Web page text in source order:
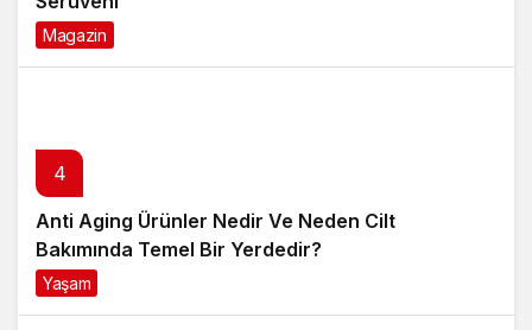
Magazin
4
Anti Aging Ürünler Nedir Ve Neden Cilt
Bakımında Temel Bir Yerdedir?
Yaşam